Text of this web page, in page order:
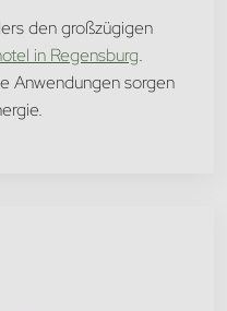
den großzügigen
in Regensburg.
Anwendungen sorgen